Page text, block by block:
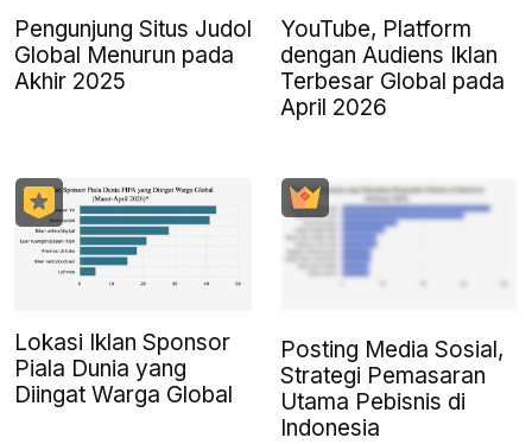
Pengunjung Situs Judol
Global Menurun pada
Akhir 2025
YouTube, Platform
dengan Audiens Iklan
Terbesar Global pada
April 2026
Lokasi Iklan Sponsor
Piala Dunia yang
Diingat Warga Global
Posting Media Sosial,
Strategi Pemasaran
Utama Pebisnis di
Indonesia